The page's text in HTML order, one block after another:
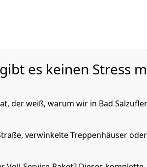
es keinen Stress
der weiß, warum wir in Bad
verwinkelte Treppenhäuser